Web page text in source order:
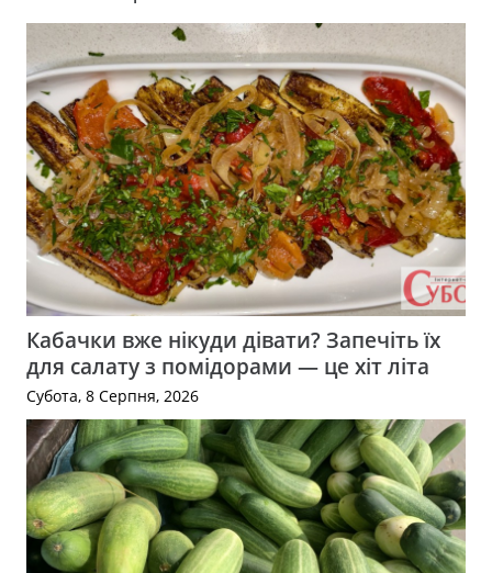
Кабачки вже нікуди дівати? Запечіть їх
для салату з помідорами — це хіт літа
Субота, 8 Серпня, 2026